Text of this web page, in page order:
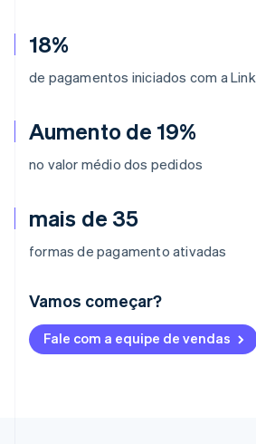
18%
de pagamentos iniciados com a Link
Aumento de 19%
no valor médio dos pedidos
mais de 35
formas de pagamento ativadas
Vamos começar?
Fale com a equipe de vendas
DeutschEnglish
Austrália